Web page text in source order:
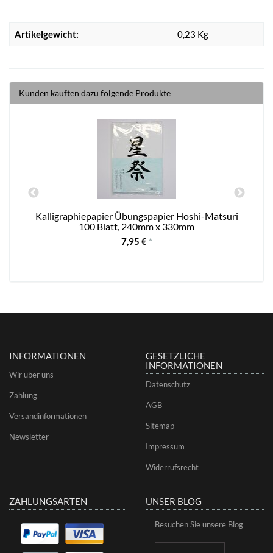
Artikelgewicht: 0,23 Kg
Kunden kauften dazu folgende Produkte
Kalligraphiepapier Übungspapier Hoshi-Matsuri
100 Blatt, 240mm x 330mm
7,95 € *
INFORMATIONEN
Wir über uns
Zahlung
Versandinformationen
Newsletter
GESETZLICHE
INFORMATIONEN
Datenschutz
AGB
Sitemap
Impressum
Widerrufsrecht
ZAHLUNGSARTEN UNSER BLOG
Besuchen Sie unsere Blog